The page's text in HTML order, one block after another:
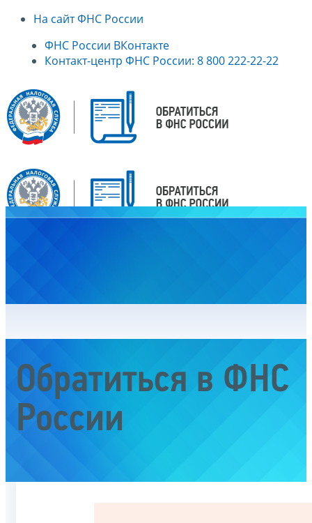
На сайт ФНС России
ФНС России ВКонтакте
Контакт-центр ФНС России: 8 800 222-22-22
Обратиться в ФНС
России